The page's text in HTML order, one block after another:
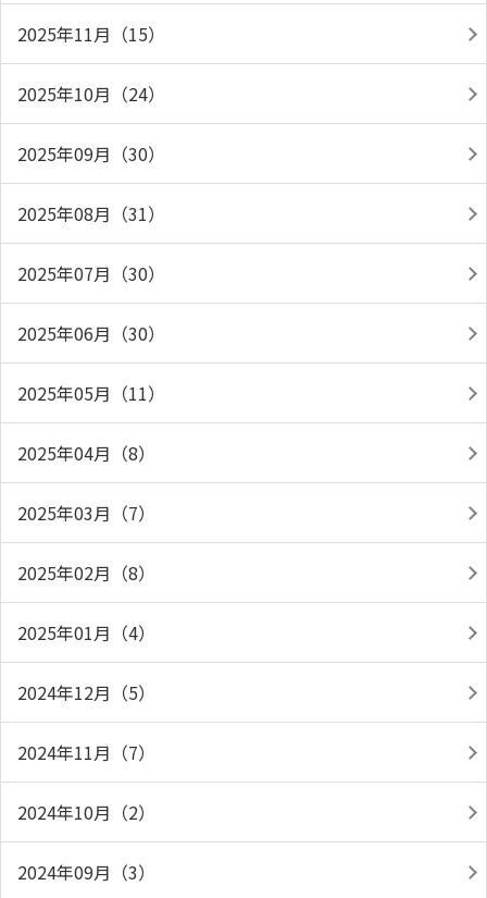
2025年11月（15）
2025年10月（24）
2025年09月（30）
2025年08月（31）
2025年07月（30）
2025年06月（30）
2025年05月（11）
2025年04月（8）
2025年03月（7）
2025年02月（8）
2025年01月（4）
2024年12月（5）
2024年11月（7）
2024年10月（2）
2024年09月（3）